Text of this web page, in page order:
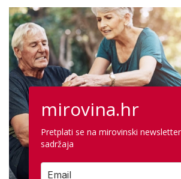
mirovina.hr
Pretplati se na mirovinski
sadržaja